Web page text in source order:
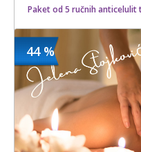
Paket od 5 ručnih
44 %